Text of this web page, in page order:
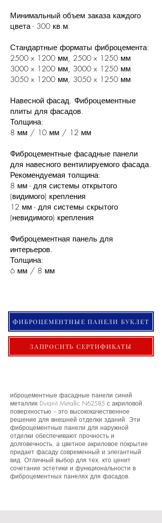
Минимальный объем заказа каждого
цвета - 300 кв.м.
Стандартные форматы фиброцемента:
2500 x 1200 мм, 2500 x 1250 мм
3000 x 1200 мм, 3000 x 1250 мм
3050 x 1200 мм, 3050 x 1250 мм
Навесной фасад. Фиброцементные
плиты для фасадов.
Толщина:
8 мм / 10 мм / 12 мм
Фиброцементные фасадные панели
для навесного вентилируемого фасада.
Рекомендуемая толщина:
8 мм - для системы открытого
(видимого) крепления
12 мм - для системы скрытого
(невидимого) крепления
Фиброцементная панель для
интерьеров.
Толщина:
6 мм / 8 мм
ФИБРОЦЕМЕНТНЫЕ ПАНЕЛИ БУКЛЕТ
ЗАПРОСИТЬ СЕРТИФИКАТЫ
иброцементные фасадные панели синий
металлик Duranit Metallic N62585 с акриловой
поверхностью – это высококачественное
решение для внешней отделки зданий. Эти
фиброцементные панели для наружной
отделки обеспечивают прочность и
долговечность, а цветное акриловое покрытие
придает фасаду современный и элегантный
вид. Отличный выбор для тех, кто ценит
сочетание эстетики и функциональности в
фиброцементных панелях для фасадов.